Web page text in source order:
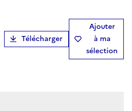
Télécharger
Ajouter
à ma
sélection